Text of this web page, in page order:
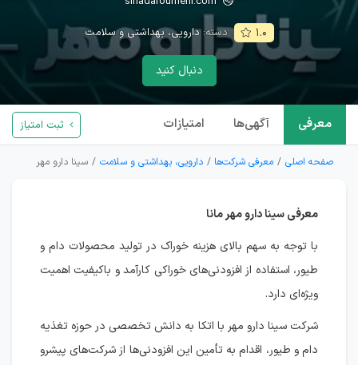
۱.۰ دسته:دارویی، بهداشتی و سلامت
دنبال کنید
معرفی آگهی‌ها امتیازات ثبت امتیاز
صفحه اصلی معرفی شرکت‌ها دارویی، بهداشتی و سلامت سینا دارو مهر
معرفی سینا دارو مهر مانا
با توجه به سهم بالای هزینه خوراک در تولید محصولات دام و
طیور، استفاده از افزودنی‌های خوراکی کارآمد و باکیفیت اهمیت
ویژه‌ای دارد.
شرکت سینا دارو مهر با اتکا به دانش تخصصی در حوزه تغذیه
دام و طیور، اقدام به تأمین این افزودنی‌ها از شرکت‌های پیشرو